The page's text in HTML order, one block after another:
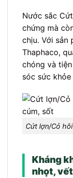
Nước sắc
chứng mà
chịu. Với sản
Thaphaco,
chóng và
sóc sức
Cứt lợn/Cỏ
Kháng
nhọt,